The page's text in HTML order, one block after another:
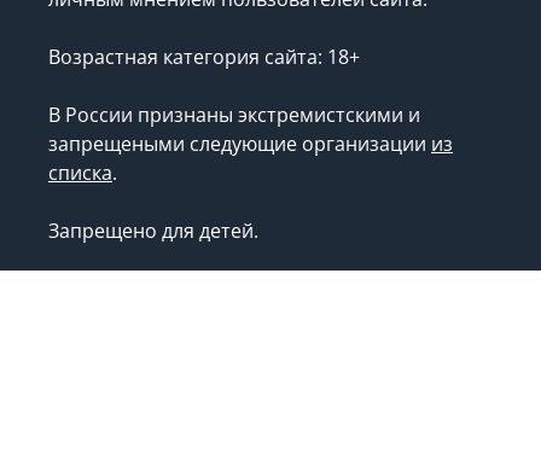
Возрастная категория сайта: 18+
В России признаны экстремистскими и
запрещеными следующие организации из
списка.
Запрещено для детей.